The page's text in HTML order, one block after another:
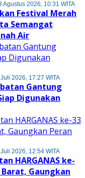
Agustus 2026, 10:31 WITA
Festival Merah
Semangat
Air
2026, 17:27 WITA
Gantung
Digunakan
2026, 12:54 WITA
HARGANAS ke-
Gaungkan